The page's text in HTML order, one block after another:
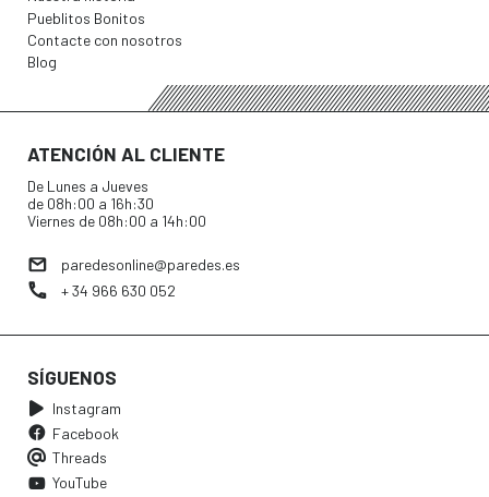
Pueblitos Bonitos
Contacte con nosotros
Blog
ATENCIÓN AL CLIENTE
De Lunes a Jueves
de 08h:00 a 16h:30
Viernes de 08h:00 a 14h:00
paredesonline@paredes.es
+ 34 966 630 052
SÍGUENOS
Instagram
Facebook
Threads
YouTube